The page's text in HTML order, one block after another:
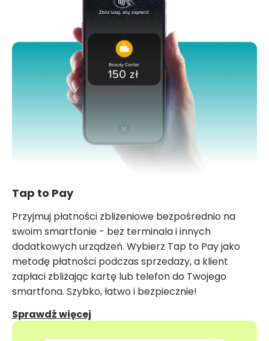
Tap to Pay
Przyjmuj płatności zbliżeniowe bezpośrednio na
swoim smartfonie - bez terminala i innych
dodatkowych urządzeń. Wybierz Tap to Pay jako
metodę płatności podczas sprzedaży, a klient
zapłaci zbliżając kartę lub telefon do Twojego
smartfona. Szybko, łatwo i bezpiecznie!
Sprawdź więcej